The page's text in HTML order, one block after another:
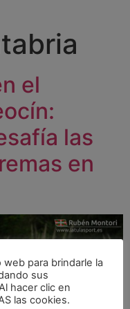
el
las
en
para brindarle la
sus
hacer clic en
las cookies.